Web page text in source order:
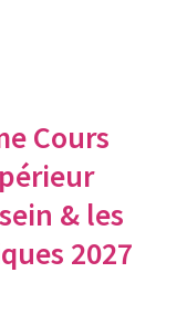
Cours
& les
2027